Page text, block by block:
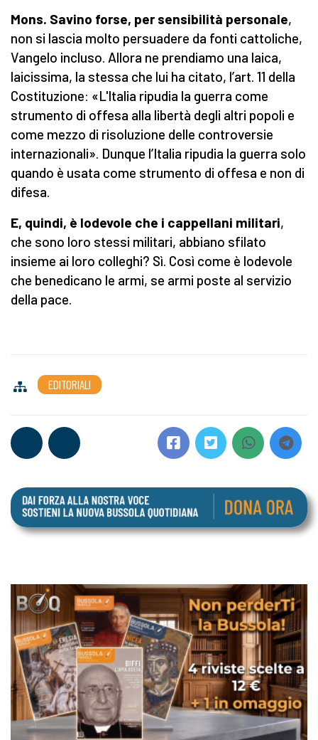
Mons. Savino forse, per sensibilità personale,
non si lascia molto persuadere da fonti cattoliche,
Vangelo incluso. Allora ne prendiamo una laica,
laicissima, la stessa che lui ha citato, l’art. 11 della
Costituzione: «L'Italia ripudia la guerra come
strumento di offesa alla libertà degli altri popoli e
come mezzo di risoluzione delle controversie
internazionali». Dunque l’Italia ripudia la guerra solo
quando è usata come strumento di offesa e non di
difesa.
E, quindi, è lodevole che i cappellani militari,
che sono loro stessi militari, abbiano sfilato
insieme ai loro colleghi? Sì. Così come è lodevole
che benedicano le armi, se armi poste al servizio
della pace.
EDITORIALI